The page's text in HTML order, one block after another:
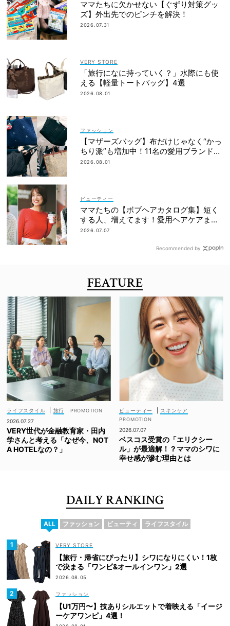
ママたちに欠かせない【ぐずり対策グッ
ズ】外出先でのピンチを解決！
2026.07.31
VERY STORE
「旅行になに持っていく？」水際にも使
える【軽量トートバッグ】4選
2026.08.01
ファッション
【マザーズバッグ】布だけじゃなく“かっ
ちり派”も増加中！11名の愛用ブランド
は？
2026.08.01
ビューティー
ママたちの【ボブヘアカタログ集】短く
する人、増えてます！愛用ヘアケアまで
全部見せ
2026.07.07
Recommended by
FEATURE
ライフスタイル
旅行
2026.07.27
VERY世代が金融教育家・田内
学さんと考える「なぜ今、NOT
A HOTELなの？」
ビューティー スキンケア
2026.07.07
ベスコス受賞の「エリクシー
ル」が最適解！？ママのシワに
幸せ感が滲む理由とは
DAILY RANKING
ALL ファッション ビューティ ライフスタイル
VERY STORE
【旅行・帰省にぴったり】シワになりにくい！1枚
で決まる「ワンピ&オールインワン」2選
2026.08.05
ファッション
【U1万円〜】技ありシルエットで着映える「イージ
ーケアワンピ」4選！